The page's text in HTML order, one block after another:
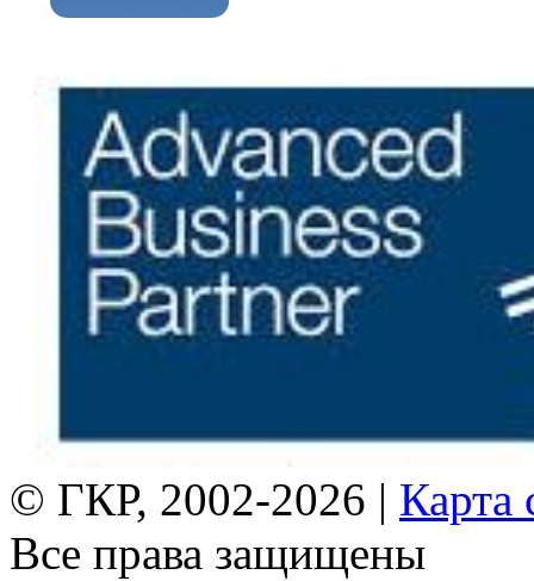
© ГКР, 2002-2026 | Карта
Все права защищены